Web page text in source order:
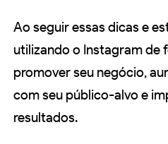
Ao seguir essas dicas e
utilizando o Instagram de
promover seu negócio,
com seu público-alvo e
resultados.